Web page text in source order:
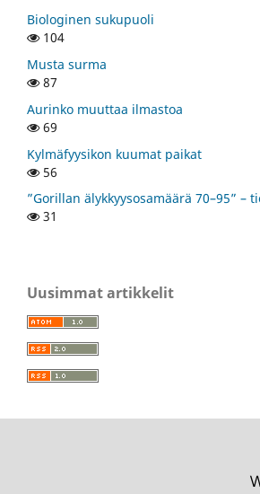
Biologinen sukupuoli
104
Musta surma
87
Aurinko muuttaa ilmastoa
69
Kylmäfyysikon kuumat paikat
56
”Gorillan älykkyysosamäärä 70–95” –
31
Uusimmat artikkelit